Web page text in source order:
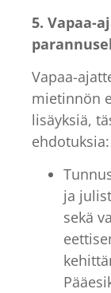
5. Vapaa-
Vapaa-
mietinnön
lisäyksiä,
ehdotuksia:
ja
sekä